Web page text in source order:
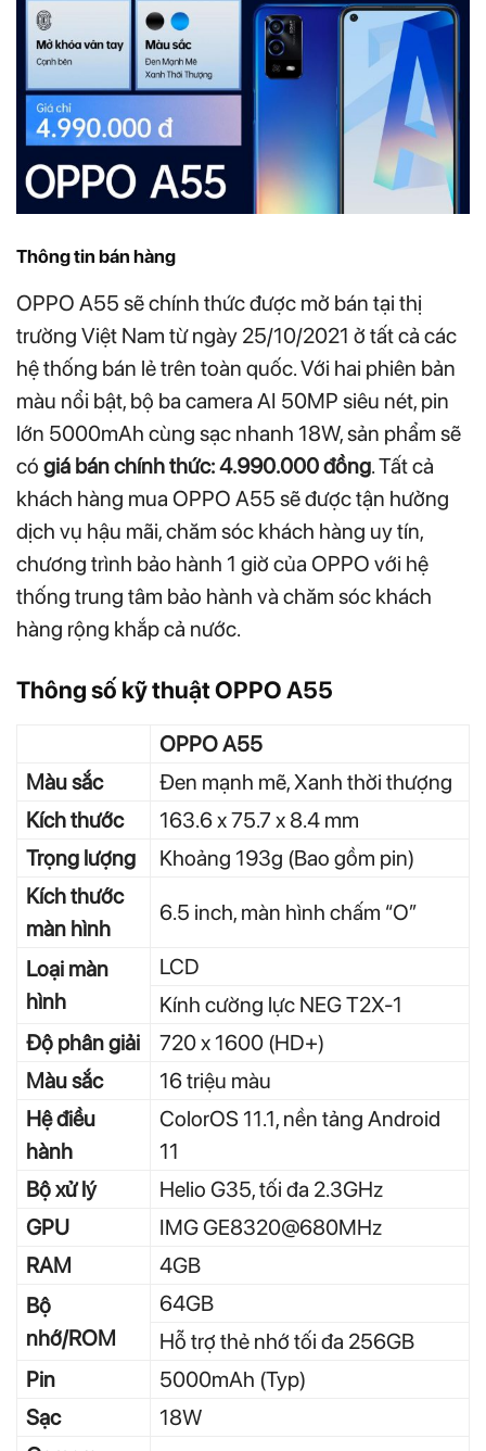
Thông tin bán hàng
OPPO A55 sẽ chính thức được mở bán tại thị
trường Việt Nam từ ngày 25/10/2021 ở tất cả các
hệ thống bán lẻ trên toàn quốc. Với hai phiên bản
màu nổi bật, bộ ba camera AI 50MP siêu nét, pin
lớn 5000mAh cùng sạc nhanh 18W, sản phẩm sẽ
có giá bán chính thức: 4.990.000 đồng. Tất cả
khách hàng mua OPPO A55 sẽ được tận hưởng
dịch vụ hậu mãi, chăm sóc khách hàng uy tín,
chương trình bảo hành 1 giờ của OPPO với hệ
thống trung tâm bảo hành và chăm sóc khách
hàng rộng khắp cả nước.
Thông số kỹ thuật OPPO A55
OPPO A55
Màu sắc
Đen mạnh mẽ, Xanh thời thượng
Kích thước
163.6 x 75.7 x 8.4 mm
Trọng lượng
Khoảng 193g (Bao gồm pin)
Kích thước
màn hình
6.5 inch, màn hình chấm “O”
Loại màn
hình
LCD
Kính cường lực NEG T2X-1
Độ phân giải
720 x 1600 (HD+)
Màu sắc
16 triệu màu
Hệ điều
hành
ColorOS 11.1, nền tảng Android
11
Bộ xử lý
Helio G35, tối đa 2.3GHz
GPU
IMG GE8320@680MHz
RAM
4GB
Bộ
nhớ/ROM
64GB
Hỗ trợ thẻ nhớ tối đa 256GB
Pin
5000mAh (Typ)
Sạc
18W